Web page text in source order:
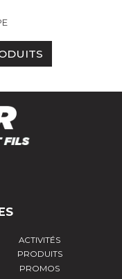
ACTIVITÉS
PRODUITS
PROMOS